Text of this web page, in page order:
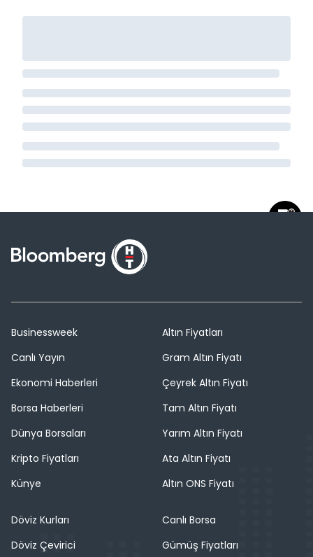
Businessweek
Canlı Yayın
Ekonomi Haberleri
Borsa Haberleri
Dünya Borsaları
Kripto Fiyatları
Künye
Altın Fiyatları
Gram Altın Fiyatı
Çeyrek Altın Fiyatı
Tam Altın Fiyatı
Yarım Altın Fiyatı
Ata Altın Fiyatı
Altın ONS Fiyatı
Döviz Kurları
Döviz Çevirici
Canlı Borsa
Gümüş Fiyatları